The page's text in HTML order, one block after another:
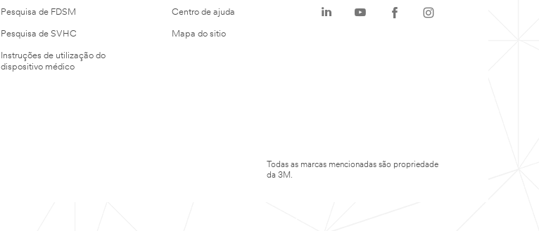
Pesquisa de FDSM
Pesquisa de SVHC
Instruções de utilização do
dispositivo médico
Centro de ajuda
Mapa do sitio
Todas as marcas mencionadas são propriedade
da 3M.